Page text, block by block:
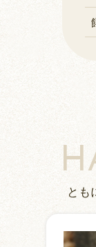
とも